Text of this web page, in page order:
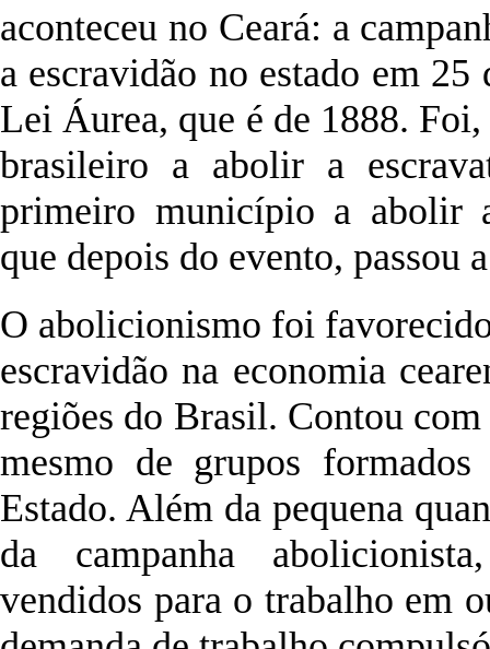
aconteceu no Ceará: a
a escravidão no estado em
Lei Áurea, que é de 1888.
brasileiro a abolir a
primeiro município a abolir
que depois do evento, passou
O abolicionismo foi
escravidão na economia
regiões do Brasil. Contou
mesmo de grupos
Estado. Além da pequena
da campanha
vendidos para o trabalho em